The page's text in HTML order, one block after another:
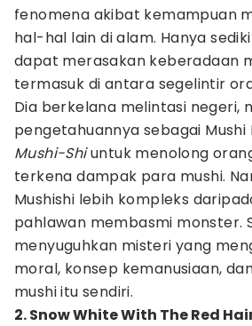
fenomena akibat kemampuan
hal-hal lain di alam. Hanya
dapat merasakan keberadaan
termasuk di antara segelintir
Dia berkelana melintasi negeri,
pengetahuannya sebagai
Mushi-Shiuntuk menolong
terkena dampak para mushi.
Mushishi lebih kompleks
pahlawan membasmi monster.
menyuguhkan misteri yang
moral, konsep kemanusiaan,
mushi itu sendiri.
2. Snow White With The Red